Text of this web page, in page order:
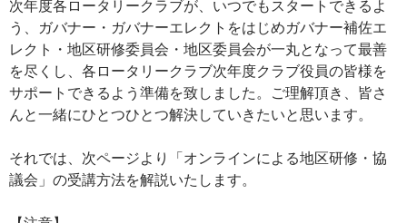
次年度各ロータリークラブが、いつでもスタートできるよ
う、ガバナー・ガバナーエレクトをはじめガバナー補佐エ
レクト・地区研修委員会・地区委員会が一丸となって最善
を尽くし、各ロータリークラブ次年度クラブ役員の皆様を
サポートできるよう準備を致しました。ご理解頂き、皆さ
んと一緒にひとつひとつ解決していきたいと思います。
それでは、次ページより「オンラインによる地区研修・協
議会」の受講方法を解説いたします。